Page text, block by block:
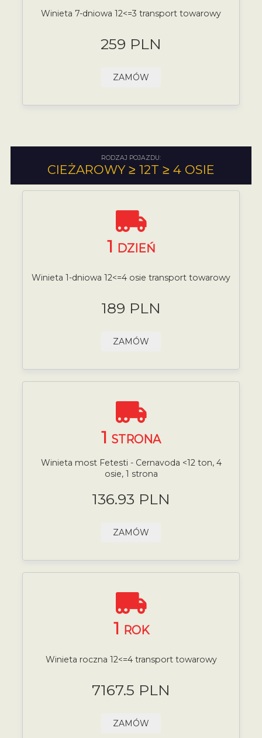
Winieta 7-dniowa 12<=3 transport towarowy
259 PLN
ZAMÓW
RODZAJ POJAZDU:
CIEŻAROWY ≥ 12T ≥ 4 OSIE
1 DZIEŃ
Winieta 1-dniowa 12<=4 osie transport towarowy
189 PLN
ZAMÓW
1 STRONA
Winieta most Fetesti - Cernavoda <12 ton, 4
osie, 1 strona
136.93 PLN
ZAMÓW
1 ROK
Winieta roczna 12<=4 transport towarowy
7167.5 PLN
ZAMÓW